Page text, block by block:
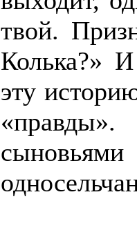
твой.
Колька?»
эту